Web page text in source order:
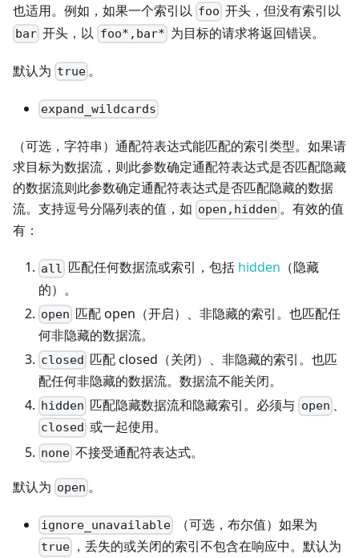
也适用。例如，如果一个索引以 foo 开头，但没有索引以
bar 开头，以 foo*,bar* 为目标的请求将返回错误。
默认为 true 。
expand_wildcards
（可选，字符串）通配符表达式能匹配的索引类型。如果请
求目标为数据流，则此参数确定通配符表达式是否匹配隐藏
的数据流则此参数确定通配符表达式是否匹配隐藏的数据
流。支持逗号分隔列表的值，如 open,hidden 。有效的值
有：
all 匹配任何数据流或索引，包括 hidden （隐藏
的）。
open 匹配 open（开启）、非隐藏的索引。也匹配任
何非隐藏的数据流。
closed 匹配 closed（关闭）、非隐藏的索引。也匹
配任何非隐藏的数据流。数据流不能关闭。
hidden 匹配隐藏数据流和隐藏索引。必须与 open 、
closed 或一起使用。
none 不接受通配符表达式。
默认为 open 。
ignore_unavailable （可选，布尔值）如果为
true ，丢失的或关闭的索引不包含在响应中。默认为